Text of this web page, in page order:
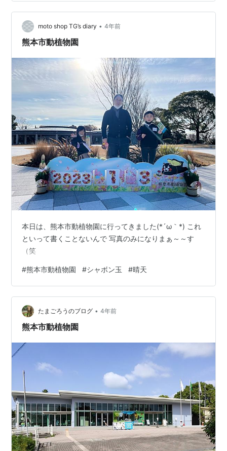
と怖かったです。 この動植物園は小さめの遊園地もあ
り、親子連れでも楽しめるのではと思いました、この日
は混んでいなかったので良…
moto shop TG’s diary • 4年前
熊本市動植物園
本日は、熊本市動植物園に行ってきました(*´ω｀*) これ
といって書くことないんで 写真のみになりまぁ～～す
（笑
#熊本市動植物園 #シャボン玉 #晴天
たまごろうのブログ • 4年前
熊本市動植物園